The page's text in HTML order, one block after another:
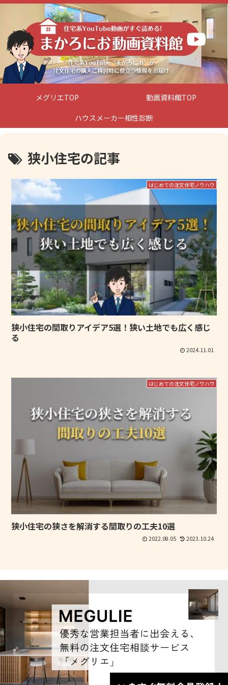
メグリエTOP
動画資料館TOP
ハウスメーカー相性診断
狭小住宅の記事
はじめての注文住宅ノウハウ
狭小住宅の間取りアイデア5選！狭い土地でも広く感じ
る
2024.11.01
はじめての注文住宅ノウハウ
狭小住宅の狭さを解消する間取りの工夫10選
2022.08.05 2023.10.24